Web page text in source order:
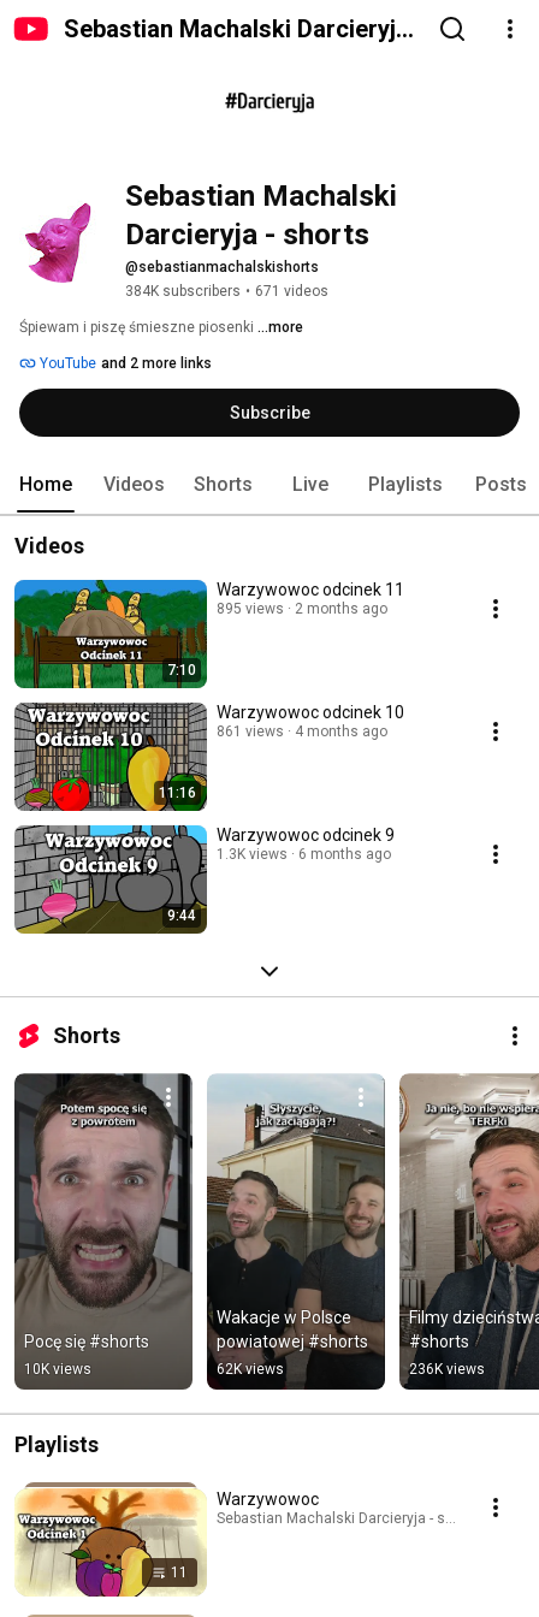
Sebastian Machalski Darcieryja
Sebastian Machalski
Darcieryja - shorts
@sebastianmachalskishorts
384K subscribers • 671 videos
Śpiewam i piszę śmieszne piosenki ...more
YouTube and 2 more links
Subscribe
Home Videos Shorts Live Playlists Posts
Videos
7:10
Warzywowoc odcinek 11
895 views 2 months ago
11:16
Warzywowoc odcinek 10
861 views 4 months ago
9:44
Warzywowoc odcinek 9
1.3K views 6 months ago
Shorts
Pocę się #shorts
10K views
Wakacje w Polsce
powiatowej #shorts
62K views
Filmy
#shorts
236K views
Playlists
11
Warzywowoc
Sebastian Machalski Darcieryja - shorts · Playlist